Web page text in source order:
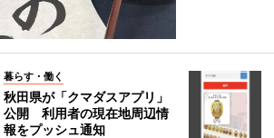
暮らす・働く
秋田県が「クマダスアプリ」
公開 利用者の現在地周辺情
報をプッシュ通知